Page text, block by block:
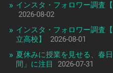
インスタ・フォロワー調査
2026-08-02
インスタ・フォロワー調査
立高校】
2026-08-01
夏休みに授業を見せる、春
間」に注目
2026-07-31